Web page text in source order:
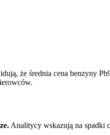
że średnia cena benzyny
Analitycy wskazują na spadki